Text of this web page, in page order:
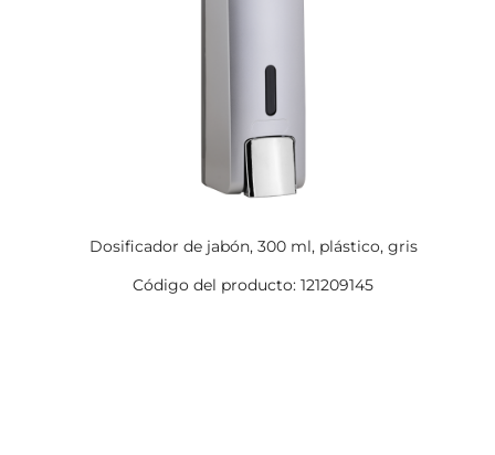
Dosificador de jabón, 300 ml, plástico, gris
Código del producto: 121209145